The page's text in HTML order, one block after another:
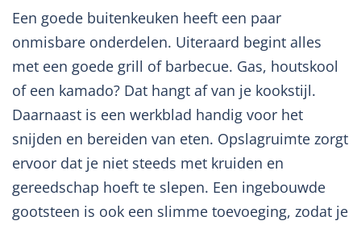
Een goede buitenkeuken heeft een paar
onmisbare onderdelen. Uiteraard begint alles
met een goede grill of barbecue. Gas, houtskool
of een kamado? Dat hangt af van je kookstijl.
Daarnaast is een werkblad handig voor het
snijden en bereiden van eten. Opslagruimte zorgt
ervoor dat je niet steeds met kruiden en
gereedschap hoeft te slepen. Een ingebouwde
gootsteen is ook een slimme toevoeging, zodat je